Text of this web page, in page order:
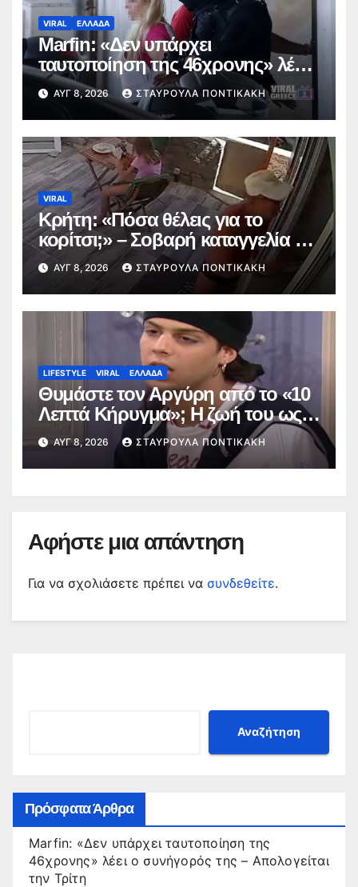
VIRAL ΕΛΛΑΔΑ
Marfin: «Δεν υπάρχει
ταυτοποίηση της 46χρονης» λέει
ο συνήγορός της – Απολογείται
την Τρίτη
ΑΥΓ 8, 2026 ΣΤΑΥΡΟΎΛΑ ΠΟΝΤΙΚΆΚΗ
VIRAL
Κρήτη: «Πόσα θέλεις για το
κορίτσι;» – Σοβαρή καταγγελία για
άνδρα στην Αγία Πελαγία
ΑΥΓ 8, 2026 ΣΤΑΥΡΟΎΛΑ ΠΟΝΤΙΚΆΚΗ
LIFESTYLE VIRAL ΕΛΛΑΔΑ
Θυμάστε τον Αργύρη από το «10
Λεπτά Κήρυγμα»; Η ζωή του ως
RG και η αποχή από την
τηλεόραση
ΑΥΓ 8, 2026 ΣΤΑΥΡΟΎΛΑ ΠΟΝΤΙΚΆΚΗ
Αφήστε μια απάντηση
Για να σχολιάσετε πρέπει να συνδεθείτε.
Αναζήτηση
Πρόσφατα Άρθρα
Marfin: «Δεν υπάρχει ταυτοποίηση της
46χρονης» λέει ο συνήγορός της – Απολογείται
την Τρίτη